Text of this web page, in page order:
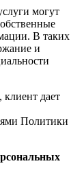
могут
В таких
и
дает
Политики